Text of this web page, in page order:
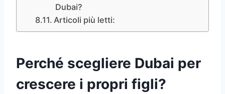
Dubai?
Articoli più letti:
Perché scegliere Dubai per
crescere i propri figli?